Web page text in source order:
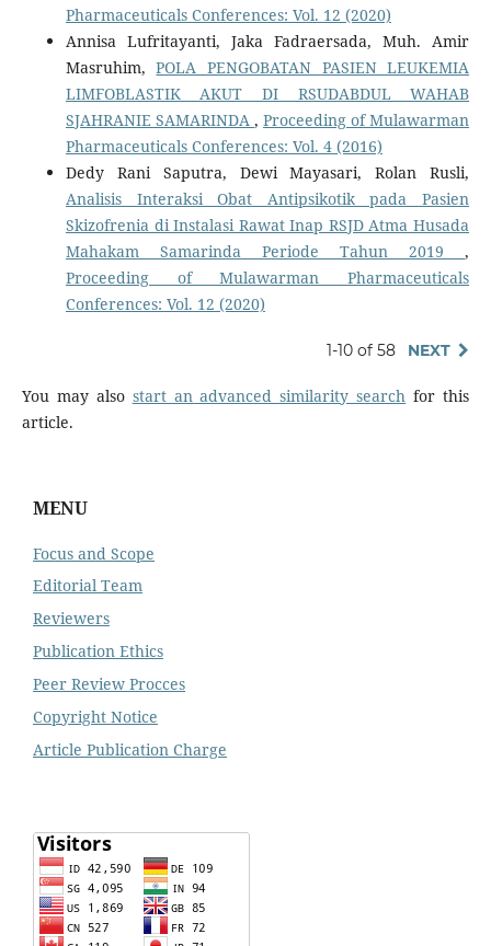
Pharmaceuticals Conferences: Vol. 12 (2020)
Annisa Lufritayanti, Jaka Fadraersada, Muh. Amir
Masruhim,POLA PENGOBATAN PASIEN LEUKEMIA
LIMFOBLASTIK AKUT DI RSUDABDUL WAHAB
SJAHRANIE SAMARINDA ,Proceeding of Mulawarman
Pharmaceuticals Conferences: Vol. 4 (2016)
Dedy Rani Saputra, Dewi Mayasari, Rolan Rusli,
Analisis Interaksi Obat Antipsikotik pada Pasien
Skizofrenia di Instalasi Rawat Inap RSJD Atma Husada
Mahakam Samarinda Periode Tahun 2019,
Proceeding of Mulawarman Pharmaceuticals
Conferences: Vol. 12 (2020)
1-10 of 58 NEXT
You may also start an advanced similarity search for this
article.
MENU
Focus and Scope
Editorial Team
Reviewers
Publication Ethics
Peer Review Procces
Copyright Notice
Article Publication Charge